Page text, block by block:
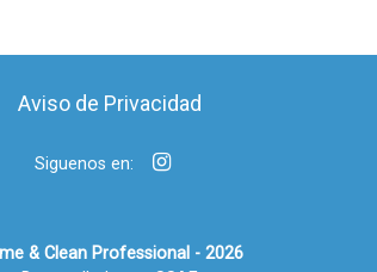
Aviso de Privacidad
Siguenos en:
& Clean Professional - 2026